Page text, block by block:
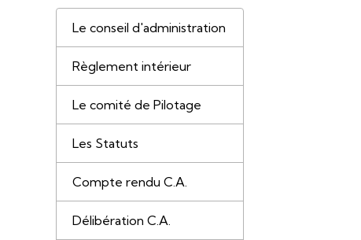
Le conseil d'administration
Règlement intérieur
Le comité de Pilotage
Les Statuts
Compte rendu C.A.
Délibération C.A.